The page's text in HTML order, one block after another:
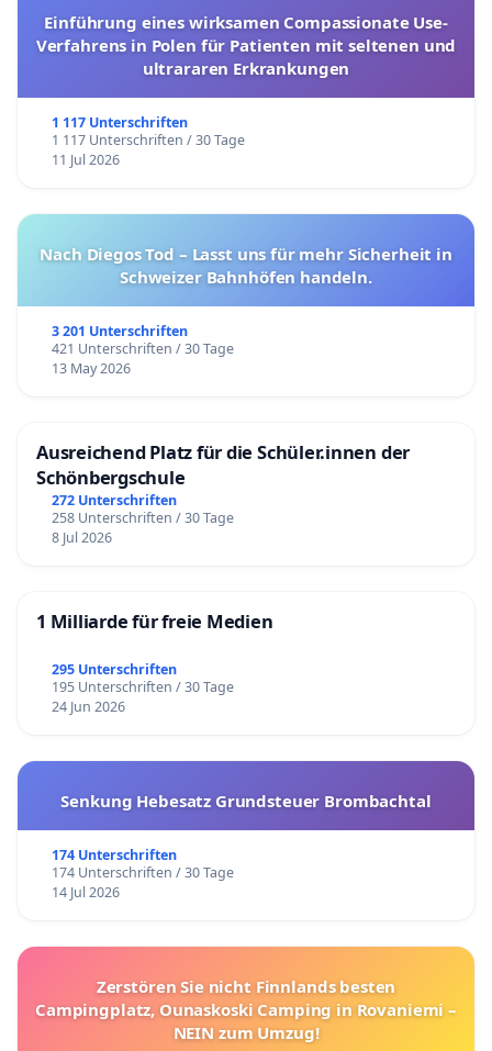
Einführung eines wirksamen Compassionate Use-
Verfahrens in Polen für Patienten mit seltenen und
ultrararen Erkrankungen
1 117 Unterschriften
1 117 Unterschriften / 30 Tage
11 Jul 2026
Nach Diegos Tod – Lasst uns für mehr Sicherheit in
Schweizer Bahnhöfen handeln.
3 201 Unterschriften
421 Unterschriften / 30 Tage
13 May 2026
Ausreichend Platz für die Schüler.innen der
Schönbergschule
272 Unterschriften
258 Unterschriften / 30 Tage
8 Jul 2026
1 Milliarde für freie Medien
295 Unterschriften
195 Unterschriften / 30 Tage
24 Jun 2026
Senkung Hebesatz Grundsteuer Brombachtal
174 Unterschriften
174 Unterschriften / 30 Tage
14 Jul 2026
Zerstören Sie nicht Finnlands besten
Campingplatz, Ounaskoski Camping in Rovaniemi –
NEIN zum Umzug!